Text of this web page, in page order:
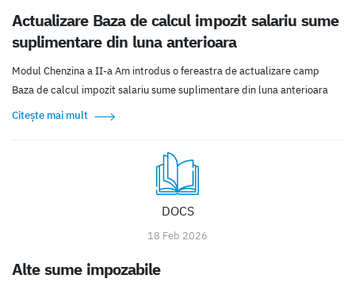
Actualizare Baza de calcul impozit salariu sume
suplimentare din luna anterioara
Modul Chenzina a II-a Am introdus o fereastra de actualizare camp
Baza de calcul impozit salariu sume suplimentare din luna anterioara
Citește mai mult
DOCS
18 Feb 2026
Alte sume impozabile